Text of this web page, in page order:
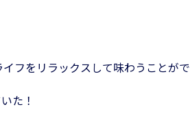
フをリラックスして味わうことがで
た！